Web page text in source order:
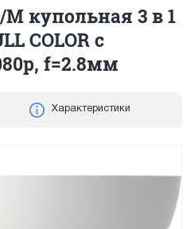
M купольная 3 в 1
COLOR с
f=2.8мм
Характеристики